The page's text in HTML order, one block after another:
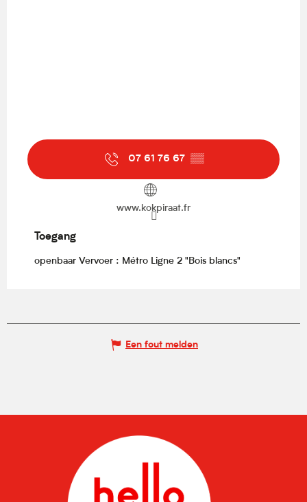
07 61 76 67 ▒▒
www.kokpiraat.fr
Toegang
Toegang
openbaar Vervoer : Métro Ligne 2 "Bois blancs"
Een fout melden